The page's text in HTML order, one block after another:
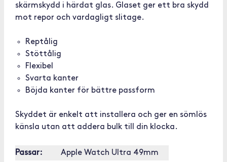
skärmskydd i härdat glas. Glaset ger ett bra skydd
mot repor och vardagligt slitage.
Reptålig
Stöttålig
Flexibel
Svarta kanter
Böjda kanter för bättre passform
Skyddet är enkelt att installera och ger en sömlös
känsla utan att addera bulk till din klocka.
Passar:
Apple Watch Ultra 49mm